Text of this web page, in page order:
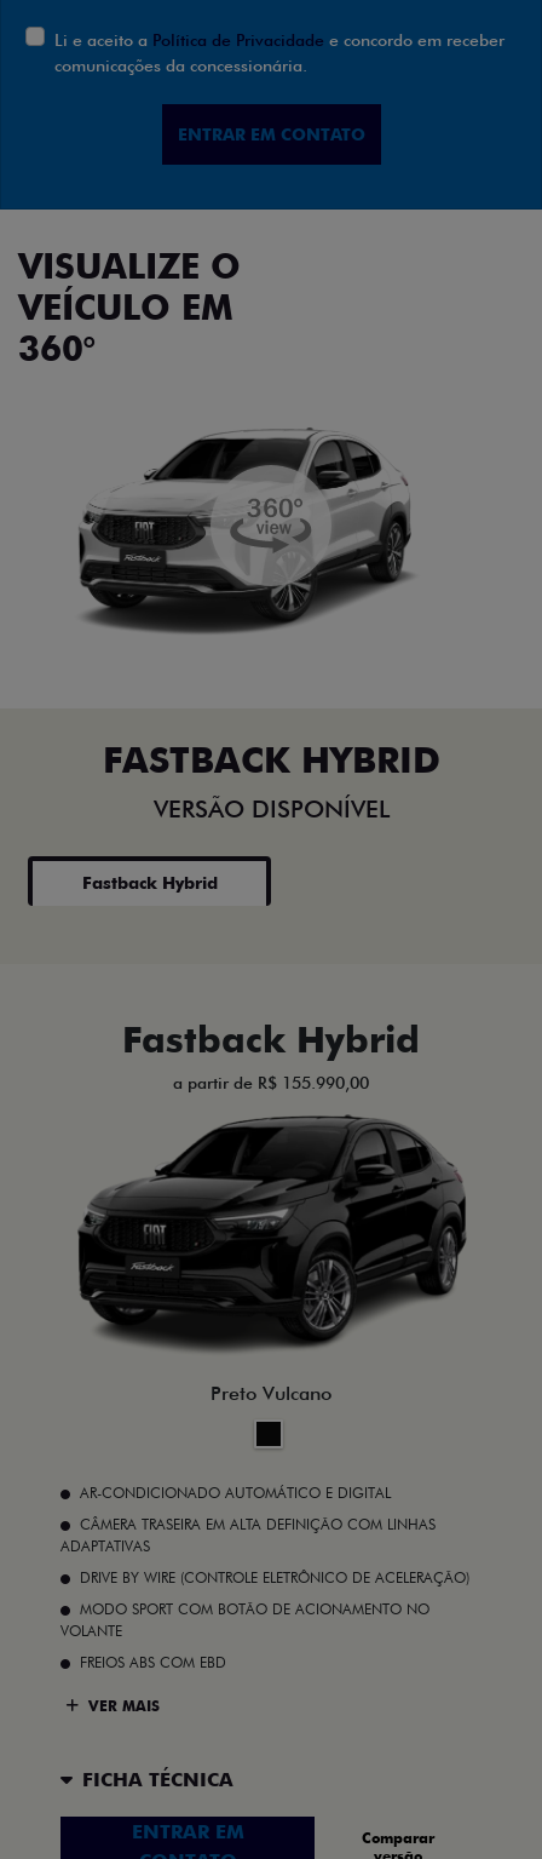
Li e aceito a Política de Privacidade e concordo em receber
comunicações da concessionária.
ENTRAR EM CONTATO
VISUALIZE O
VEÍCULO EM
360°
FASTBACK HYBRID
VERSÃO DISPONÍVEL
Fastback Hybrid
Fastback Hybrid
a partir de R$ 155.990,00
Preto Vulcano
AR-CONDICIONADO AUTOMÁTICO E DIGITAL
CÂMERA TRASEIRA EM ALTA DEFINIÇÃO COM LINHAS
ADAPTATIVAS
DRIVE BY WIRE (CONTROLE ELETRÔNICO DE ACELERAÇÃO)
MODO SPORT COM BOTÃO DE ACIONAMENTO NO
VOLANTE
FREIOS ABS COM EBD
VER MAIS
FICHA TÉCNICA
ENTRAR EM
Comparar